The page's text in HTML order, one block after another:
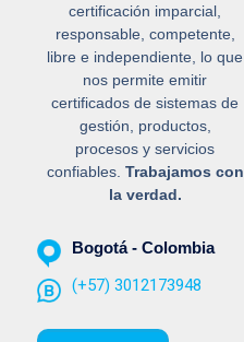
certificación imparcial,
responsable, competente,
libre e independiente, lo que
nos permite emitir
certificados de sistemas de
gestión, productos,
procesos y servicios
confiables. Trabajamos con
la verdad.
Bogotá - Colombia
(+57) 3012173948